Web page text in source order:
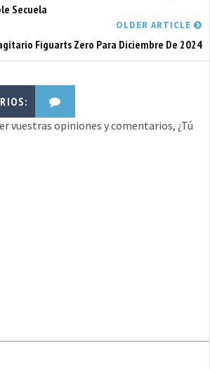
Secuela
OLDER ARTICLE
Figuarts Zero Para Diciembre De 2024
vuestras opiniones y comentarios, ¿Tú